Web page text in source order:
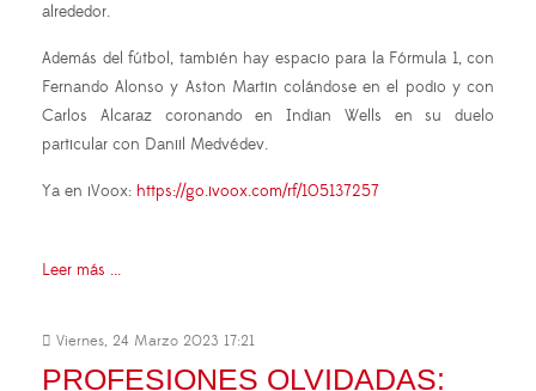
alrededor.
Además del fútbol, también hay espacio para la Fórmula 1, con
Fernando Alonso y Aston Martin colándose en el podio y con
Carlos Alcaraz coronando en Indian Wells en su duelo
particular con Daniil Medvédev.
Ya en iVoox: https://go.ivoox.com/rf/105137257
Leer más ...
Viernes, 24 Marzo 2023 17:21
PROFESIONES OLVIDADAS: